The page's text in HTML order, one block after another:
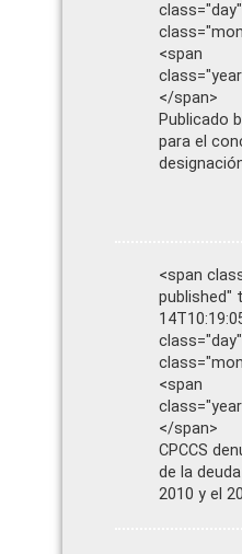
<span
</span>
Publicado
para el
<span
published"
<span
</span>
CPCCS
de la
2010 y el